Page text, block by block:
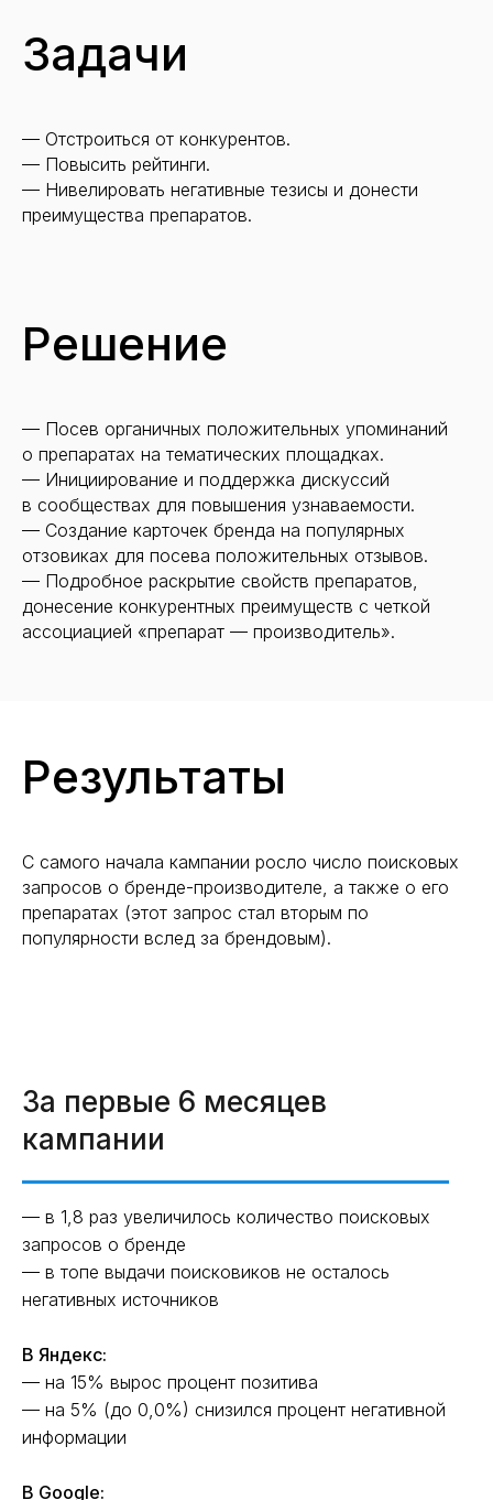
Задачи
— Отстроиться от конкурентов.
— Повысить рейтинги.
— Нивелировать негативные тезисы и донести
преимущества препаратов.
Решение
— Посев органичных положительных упоминаний
о препаратах на тематических площадках.
— Инициирование и поддержка дискуссий
в сообществах для повышения узнаваемости.
— Создание карточек бренда на популярных
отзовиках для посева положительных отзывов.
— Подробное раскрытие свойств препаратов,
донесение конкурентных преимуществ с четкой
ассоциацией «препарат — производитель».
Результаты
С самого начала кампании росло число поисковых
запросов о бренде-производителе, а также о его
препаратах (этот запрос стал вторым по
популярности вслед за брендовым).
За первые 6 месяцев
кампании
— в 1,8 раз увеличилось количество поисковых
запросов о бренде
— в топе выдачи поисковиков не осталось
негативных источников
В Яндекс:
— на 15% вырос процент позитива
— на 5% (до 0,0%) снизился процент негативной
информации
В Google: